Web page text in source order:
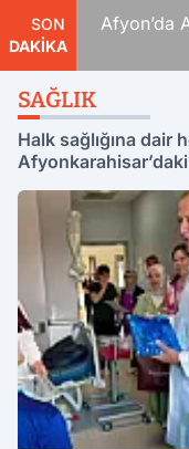
SON
DAKİKA
Afyon’da
SAĞLIK
Halk sağlığına dair
etikette yer alıyor.